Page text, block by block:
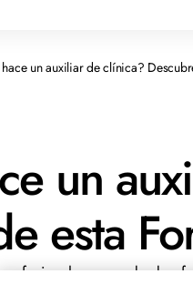
un auxiliar de clínica?
un
esta
encargado de